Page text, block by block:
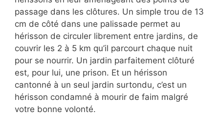
passage dans les clôtures. Un simple trou de 13
cm de côté dans une palissade permet au
hérisson de circuler librement entre jardins, de
couvrir les 2 à 5 km qu’il parcourt chaque nuit
pour se nourrir. Un jardin parfaitement clôturé
est, pour lui, une prison. Et un hérisson
cantonné à un seul jardin surtondu, c’est un
hérisson condamné à mourir de faim malgré
votre bonne volonté.